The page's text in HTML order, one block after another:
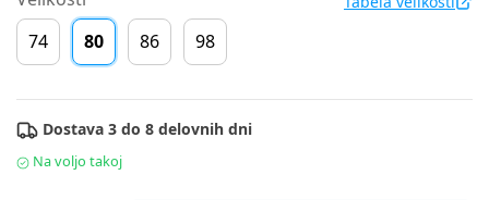
74 80 86 98
Dostava 3 do 8 delovnih dni
Na voljo takoj